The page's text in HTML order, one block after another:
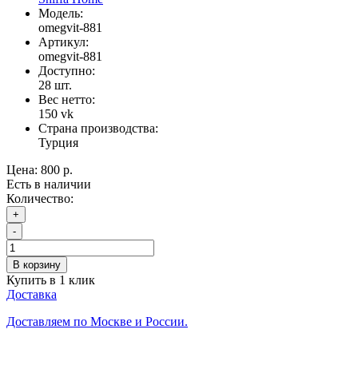
Модель:
omegvit-881
Артикул:
omegvit-881
Доступно:
28 шт.
Вес нетто:
150 vk
Страна производства:
Турция
Цена: 800 р.
Есть в наличии
Количество:
+
-
В корзину
Купить в 1 клик
Доставка
Доставляем по Москве и России.